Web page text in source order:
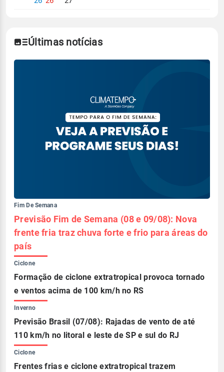
Últimas notícias
Fim De Semana
Previsão Fim de Semana (08 e 09/08): Nova
frente fria traz chuva forte e frio para áreas do
país
Ciclone
Formação de ciclone extratropical provoca tornado
e ventos acima de 100 km/h no RS
Inverno
Previsão Brasil (07/08): Rajadas de vento de até
110 km/h no litoral e leste de SP e sul do RJ
Ciclone
Frentes frias e ciclone extratropical trazem